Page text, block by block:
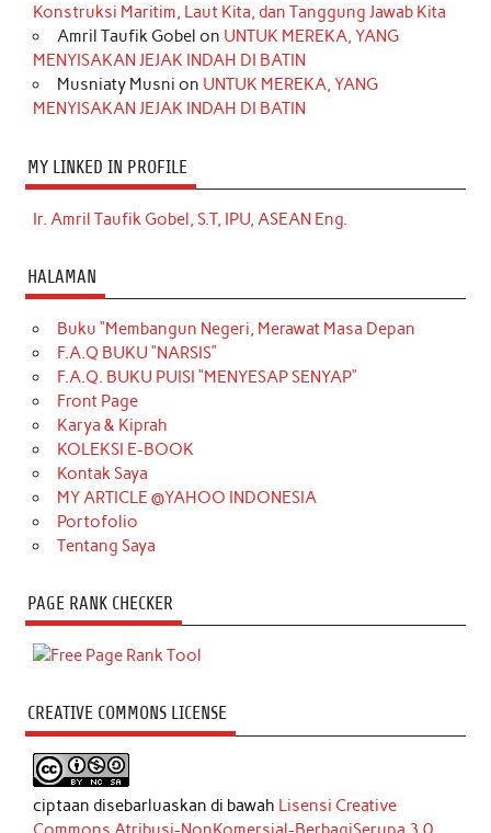
Konstruksi Maritim, Laut Kita, dan Tanggung Jawab Kita
Amril Taufik Gobel on UNTUK MEREKA, YANG
MENYISAKAN JEJAK INDAH DI BATIN
Musniaty Musni on UNTUK MEREKA, YANG
MENYISAKAN JEJAK INDAH DI BATIN
MY LINKED IN PROFILE
Ir. Amril Taufik Gobel, S.T, IPU, ASEAN Eng.
HALAMAN
Buku “Membangun Negeri, Merawat Masa Depan
F.A.Q BUKU “NARSIS”
F.A.Q. BUKU PUISI “MENYESAP SENYAP”
Front Page
Karya & Kiprah
KOLEKSI E-BOOK
Kontak Saya
MY ARTICLE @YAHOO INDONESIA
Portofolio
Tentang Saya
PAGE RANK CHECKER
CREATIVE COMMONS LICENSE
ciptaan disebarluaskan di bawah Lisensi Creative